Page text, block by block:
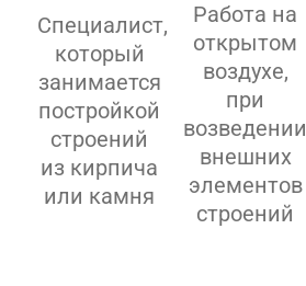
Специалист,
который
занимается
постройкой
строений
из кирпича
или камня
Работа на
открытом
воздухе,
при
возведении
внешних
элементов
строений